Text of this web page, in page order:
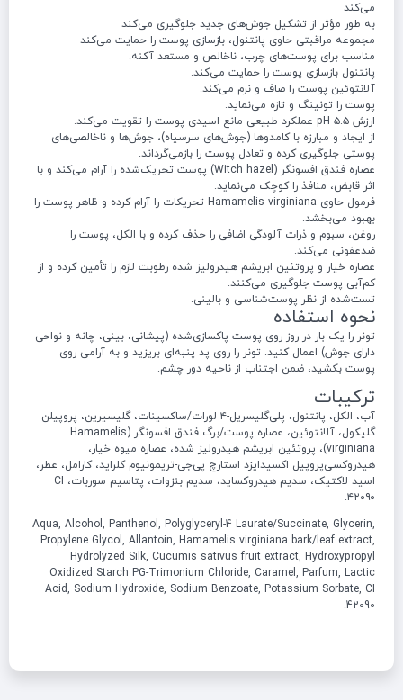
می‌کند
به طور مؤثر از تشکیل جوش‌های جدید جلوگیری می‌کند
مجموعه مراقبتی حاوی پانتنول، بازسازی پوست را حمایت می‌کند
مناسب برای پوست‌های چرب، ناخالص و مستعد آکنه.
پانتنول بازسازی پوست را حمایت می‌کند.
آلانتوئین پوست را صاف و نرم می‌کند.
پوست را تونینگ و تازه می‌نماید.
ارزش pH ۵.۵ عملکرد طبیعی مانع اسیدی پوست را تقویت می‌کند.
از ایجاد و مبارزه با کامدوها (جوش‌های سرسیاه)، جوش‌ها و ناخالصی‌های
پوستی جلوگیری کرده و تعادل پوست را بازمی‌گرداند.
عصاره فندق افسونگر (Witch hazel) پوست تحریک‌شده را آرام می‌کند و با
اثر قابض، منافذ را کوچک می‌نماید.
فرمول حاوی Hamamelis virginiana تحریکات را آرام کرده و ظاهر پوست را
بهبود می‌بخشد.
روغن، سبوم و ذرات آلودگی اضافی را حذف کرده و با الکل، پوست را
ضدعفونی می‌کند.
عصاره خیار و پروتئین ابریشم هیدرولیز شده رطوبت لازم را تأمین کرده و از
کم‌آبی پوست جلوگیری می‌کنند.
تست‌شده از نظر پوست‌شناسی و بالینی.
نحوه استفاده
تونر را یک بار در روز روی پوست پاکسازی‌شده (پیشانی، بینی، چانه و نواحی
دارای جوش) اعمال کنید. تونر را روی پد پنبه‌ای بریزید و به آرامی روی
پوست بکشید، ضمن اجتناب از ناحیه دور چشم.
ترکیبات
آب، الکل، پانتنول، پلی‌گلیسریل-۴ لورات/ساکسینات، گلیسیرین، پروپیلن
گلیکول، آلانتوئین، عصاره پوست/برگ فندق افسونگر (Hamamelis
virginiana)، پروتئین ابریشم هیدرولیز شده، عصاره میوه خیار،
هیدروکسی‌پروپیل اکسیدایزد استارچ پی‌جی-تریمونیوم کلراید، کارامل، عطر،
اسید لاکتیک، سدیم هیدروکساید، سدیم بنزوات، پتاسیم سوربات، CI
۴۲۰۹۰.
Aqua, Alcohol, Panthenol, Polyglyceryl-4 Laurate/Succinate, Glycerin,
Propylene Glycol, Allantoin, Hamamelis virginiana bark/leaf extract,
Hydrolyzed Silk, Cucumis sativus fruit extract, Hydroxypropyl
Oxidized Starch PG-Trimonium Chloride, Caramel, Parfum, Lactic
Acid, Sodium Hydroxide, Sodium Benzoate, Potassium Sorbate, CI
42090.